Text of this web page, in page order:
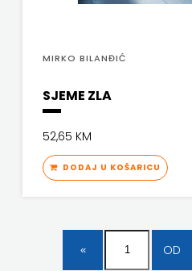
MIRKO BILANĐIĆ
SJEME ZLA
52,65 KM
DODAJ U KOŠARICU
OD